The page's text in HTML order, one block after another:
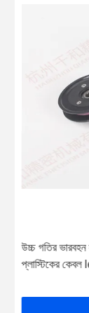
উচ্চ গতির
প্লাস্টিকের কেবল